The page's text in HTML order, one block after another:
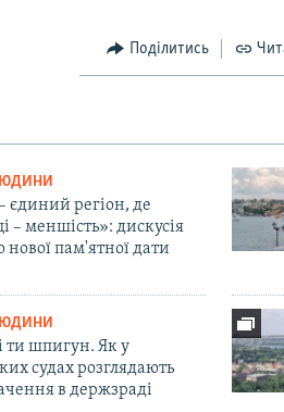
Поділитись
єдиний регіон, де
– меншість»: дискусія
нової пам'ятної дати
ти шпигун. Як у
судах розглядають
в держзраді